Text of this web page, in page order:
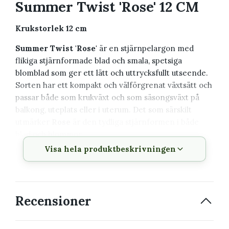
Summer Twist 'Rose' 12 CM
Krukstorlek 12 cm
Summer Twist 'Rose' är en stjärnpelargon med
flikiga stjärnformade blad och smala, spetsiga
blomblad som ger ett lätt och uttrycksfullt utseende.
Sorten har ett kompakt och välförgrenat växtsätt och
passar både som krukväxt och som säsongsväxt på
balkong, uteplats eller i uterum. Det som särskilt
Växtbeskrivning
namn
Visa hela produktbeskrivningen
Recensioner